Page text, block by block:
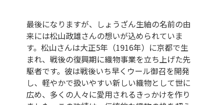
最後になりますが、しょうざん生紬の名前の由
来には松山政雄さんの想いが込められていま
す。松山さんは大正5年（1916年）に京都で生
まれ、戦後の復興期に織物事業を立ち上げた先
駆者です。彼は戦後いち早くウール御召を開発
し、軽やかで扱いやすい新しい織物として世に
広め、多くの人々に愛用されるきっかけを作り